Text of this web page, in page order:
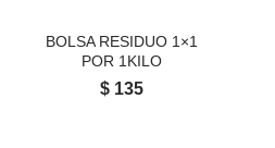
BOLSA RESIDUO 1×1
POR 1KILO
$ 135